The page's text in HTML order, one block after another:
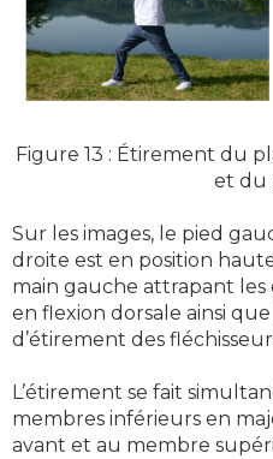
Figure 13 : Étirement du
et du
Sur les images, le pied
droite est en position
main gauche attrapant
en flexion dorsale ainsi
d’étirement des
L’étirement se fait
membres inférieurs en
avant et au membre